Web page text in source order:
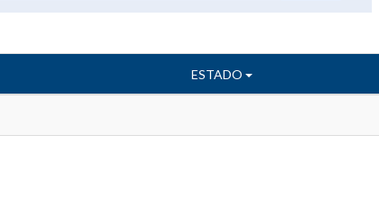
ESTADO